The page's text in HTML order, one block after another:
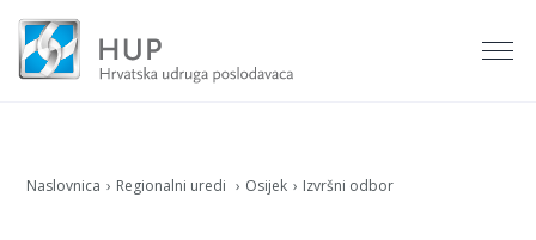
Naslovnica Regionalni uredi Osijek Izvršni odbor